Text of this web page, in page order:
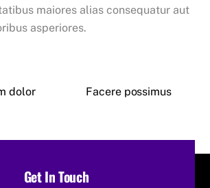
maiores alias consequatur aut
asperiores.
dolor Facere possimus
Get In Touch